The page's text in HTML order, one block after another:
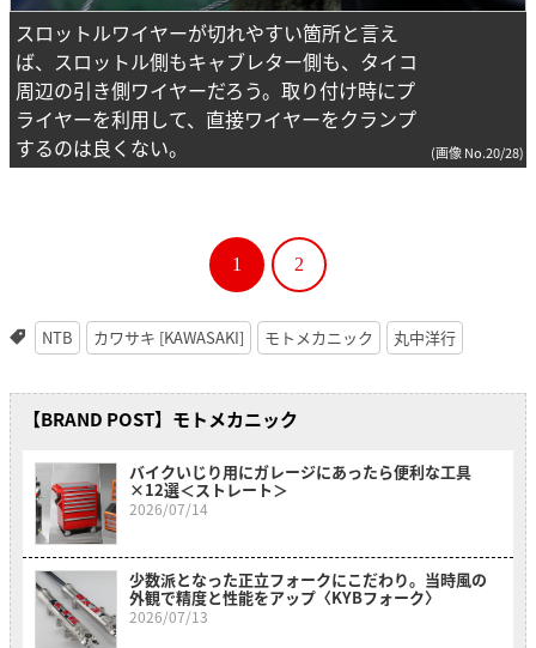
スロットルワイヤーが切れやすい箇所と言え
ば、スロットル側もキャブレター側も、タイコ
周辺の引き側ワイヤーだろう。取り付け時にプ
ライヤーを利用して、直接ワイヤーをクランプ
するのは良くない。
(画像 No.20/28)
1 2
NTB カワサキ [KAWASAKI] モトメカニック 丸中洋行
【BRAND POST】モトメカニック
バイクいじり用にガレージにあったら便利な工具
×12選＜ストレート＞
2026/07/14
少数派となった正立フォークにこだわり。当時風の
外観で精度と性能をアップ〈KYBフォーク〉
2026/07/13